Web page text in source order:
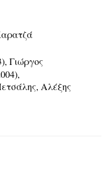
Γιώργος
Αλέξης